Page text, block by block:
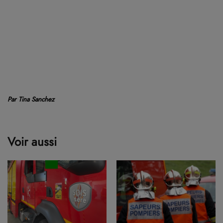
Par Tina Sanchez
Voir aussi